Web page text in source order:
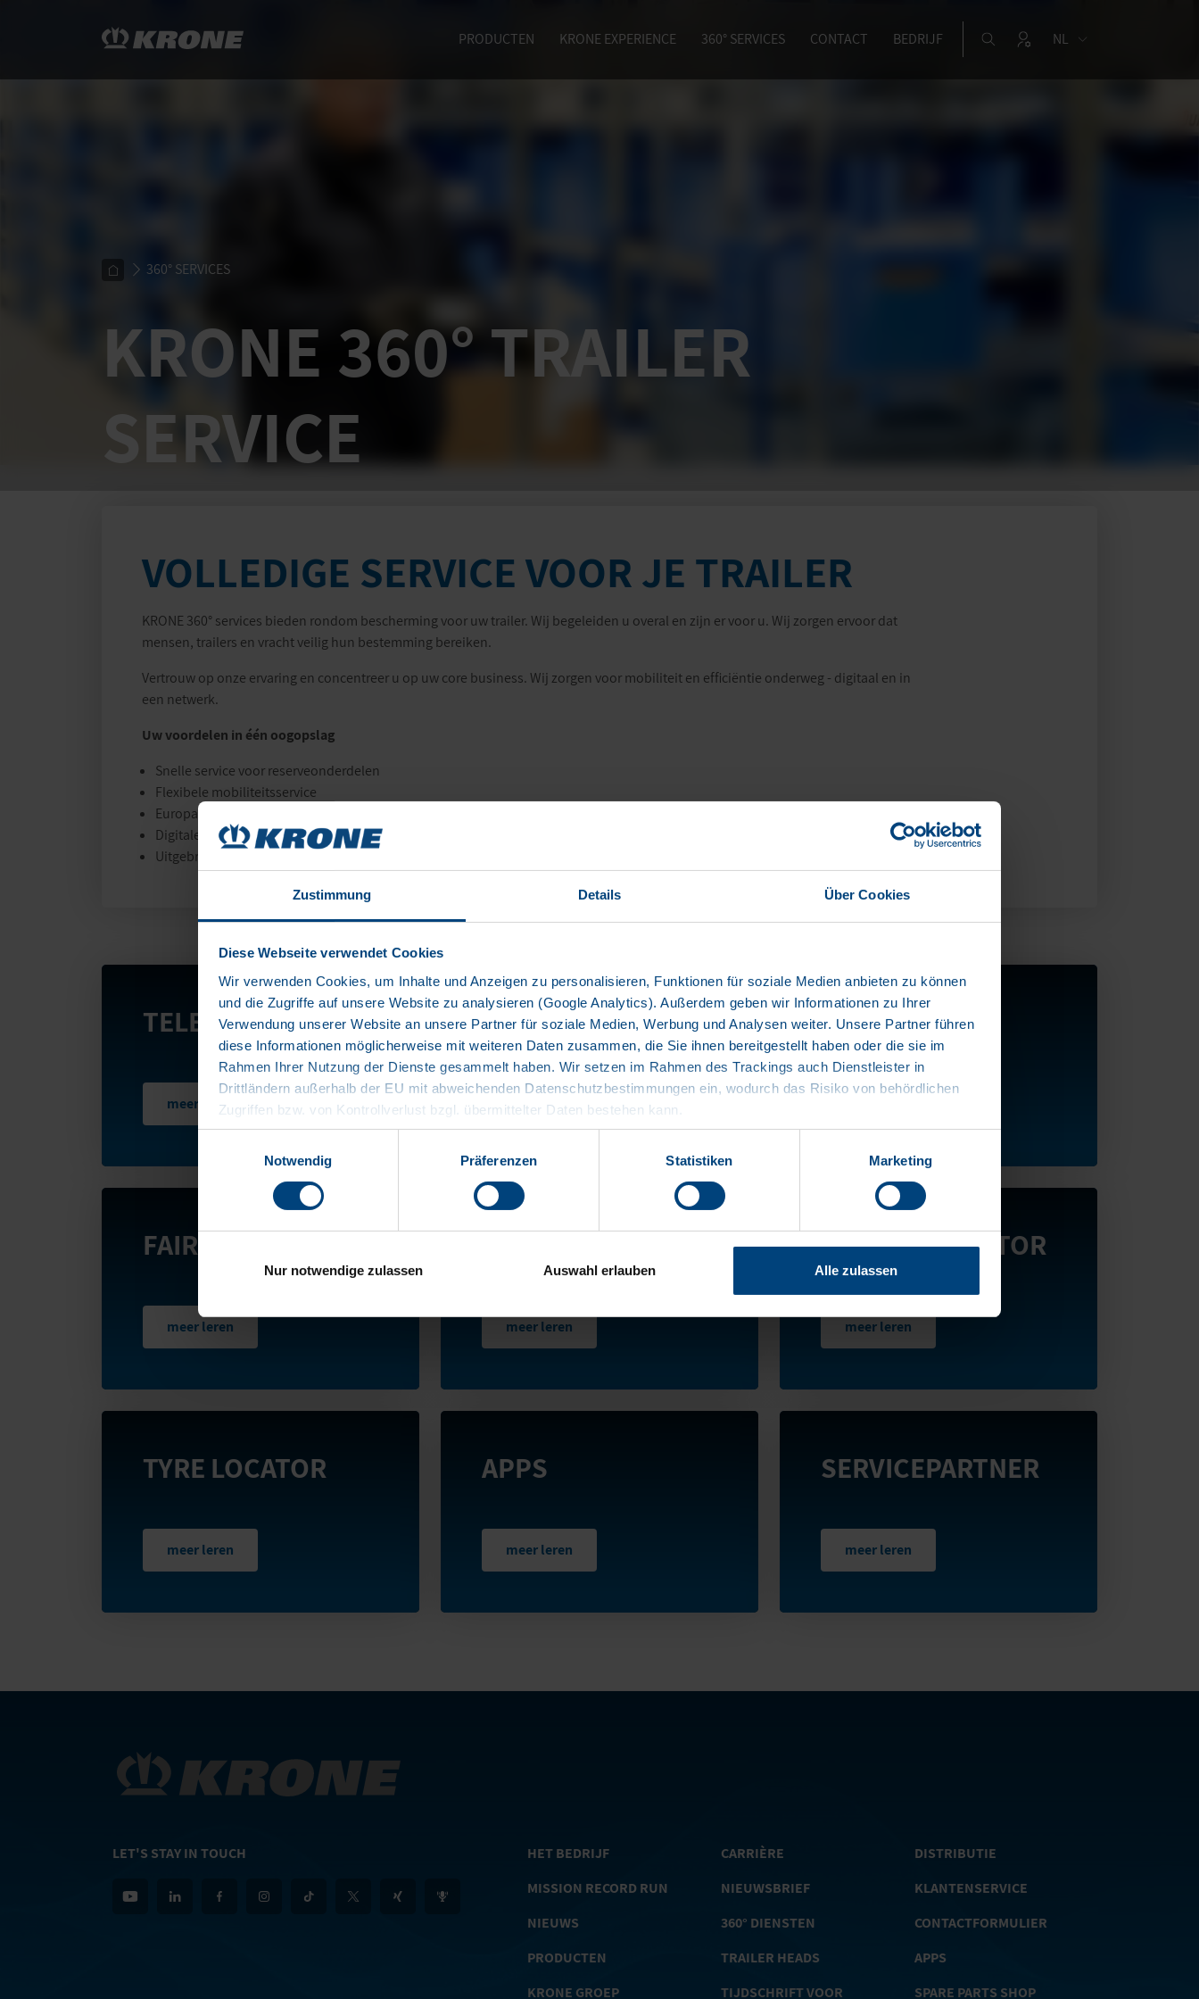
Zustimmung Details Über Cookies
Diese Webseite verwendet Cookies
Wir verwenden Cookies, um Inhalte und Anzeigen zu personalisieren, Funktionen für soziale Medien anbieten zu können
und die Zugriffe auf unsere Website zu analysieren (Google Analytics). Außerdem geben wir Informationen zu Ihrer
Verwendung unserer Website an unsere Partner für soziale Medien, Werbung und Analysen weiter. Unsere Partner führen
diese Informationen möglicherweise mit weiteren Daten zusammen, die Sie ihnen bereitgestellt haben oder die sie im
Rahmen Ihrer Nutzung der Dienste gesammelt haben. Wir setzen im Rahmen des Trackings auch Dienstleister in
Drittländern außerhalb der EU mit abweichenden Datenschutzbestimmungen ein, wodurch das Risiko von behördlichen
Zugriffen bzw. von Kontrollverlust bzgl. übermittelter Daten bestehen kann.
Datenschutzerklärung
Impressum
Notwendig
Präferenzen Statistiken Marketing
Nur notwendige zulassen Auswahl erlauben Alle zulassen
PRODUCTEN KRONE EXPERIENCE 360° SERVICES CONTACT BEDRIJF NL
360° SERVICES
KRONE 360° TRAILER
SERVICE
VOLLEDIGE SERVICE VOOR JE TRAILER
KRONE 360° services bieden rondom bescherming voor uw trailer. Wij begeleiden u overal en zijn er voor u. Wij zorgen ervoor dat
mensen, trailers en vracht veilig hun bestemming bereiken.
Vertrouw op onze ervaring en concentreer u op uw core business. Wij zorgen voor mobiliteit en efficiëntie onderweg - digitaal en in
een netwerk.
Uw voordelen in één oogopslag
Snelle service voor reserveonderdelen
Flexibele mobiliteitsservice
Europawijde bandenservice
Digitale trailerdocumentatie
Uitgebreide garanties
TELEMATICA
meer leren
SMART ASSISTANT
meer leren
GARANTIE
FAIR CARE
meer leren
SPARE PARTS
SHOP
meer leren
SERVICE LOCATOR
meer leren
TYRE LOCATOR
meer leren
APPS
meer leren
SERVICEPARTNER
meer leren
LET'S STAY IN TOUCH
HET BEDRIJF
MISSION RECORD RUN
NIEUWS
PRODUCTEN
KRONE GROEP
CARRIÈRE
NIEUWSBRIEF
360° DIENSTEN
TRAILER HEADS
TIJDSCHRIFT VOOR
DISTRIBUTIE
KLANTENSERVICE
CONTACTFORMULIER
APPS
SPARE PARTS SHOP